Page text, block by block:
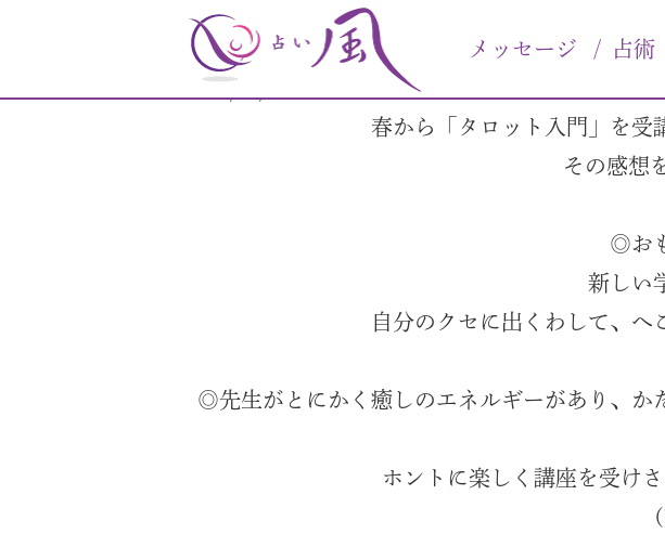
占術
メッセージ /
〜タロット講座のご感想〜
春から「タロット入門」を受
その感想
◎お
新しい
自分のクセに出くわして、へ
◎先生がとにかく癒しのエネルギーがあり、か
ホントに楽しく講座を受け